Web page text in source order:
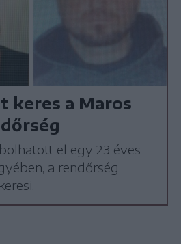
keres a Maros
el egy 23 éves
a rendőrség